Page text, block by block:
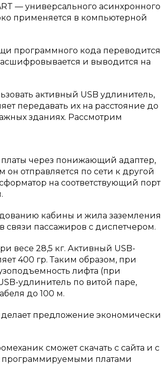
— универсального асинхронного
применяется в компьютерной
программного кода переводится
и выводится на
активный USB удлинитель,
передавать их на расстояние до
зданиях. Рассмотрим
через понижающий адаптер,
отправляется по сети к другой
на соответствующий порт
кабины и жила заземления
пассажиров с диспетчером.
весе 28,5 кг. Активный USB-
400 гр. Таким образом, при
лифта (при
удлинитель по витой паре,
до 100 м.
делает предложение экономически
сможет скачать с сайта и с
программируемыми платами